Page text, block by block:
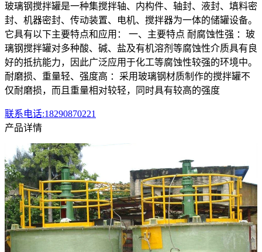
玻璃钢搅拌罐是一种集搅拌轴、内构件、轴封、液封、填料密
封、机器密封、传动装置、电机、搅拌器为一体的储罐设备。
它具有以下主要特点和应用： 一、主要特点 耐腐蚀性强 ：玻
璃钢搅拌罐对多种酸、碱、盐及有机溶剂等腐蚀性介质具有良
好的抵抗能力，因此广泛应用于化工等腐蚀性较强的环境中。
耐磨损、重量轻、强度高 ：采用玻璃钢材质制作的搅拌罐不
仅耐磨损，而且重量相对较轻，同时具有较高的强度
联系电话:18290870221
产品详情